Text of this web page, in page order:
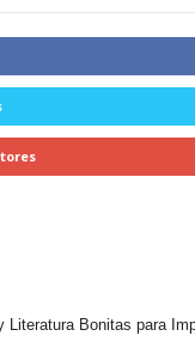
Literatura Bonitas para